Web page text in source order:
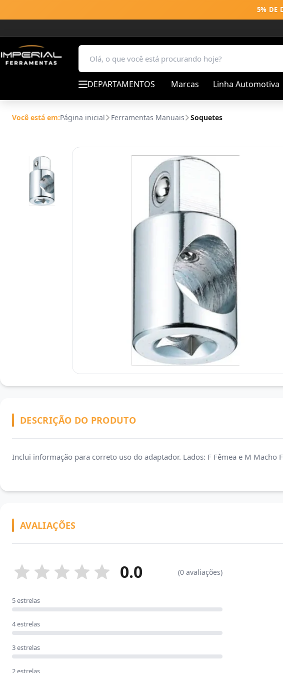
5% DE
DEPARTAMENTOS Marcas Linha Automotiva
Você está em:Página inicial Ferramentas Manuais Soquetes
DESCRIÇÃO DO PRODUTO
Inclui informação para correto uso do adaptador. Lados: F Fêmea e M Macho
AVALIAÇÕES
0.0 (0 avaliações)
5 estrelas
4 estrelas
3 estrelas
2 estrelas